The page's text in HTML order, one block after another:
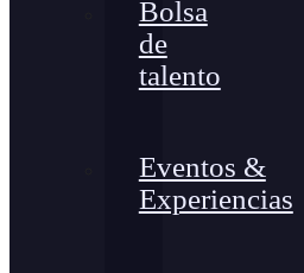
Bolsa
de
talento
Eventos &
Experiencias